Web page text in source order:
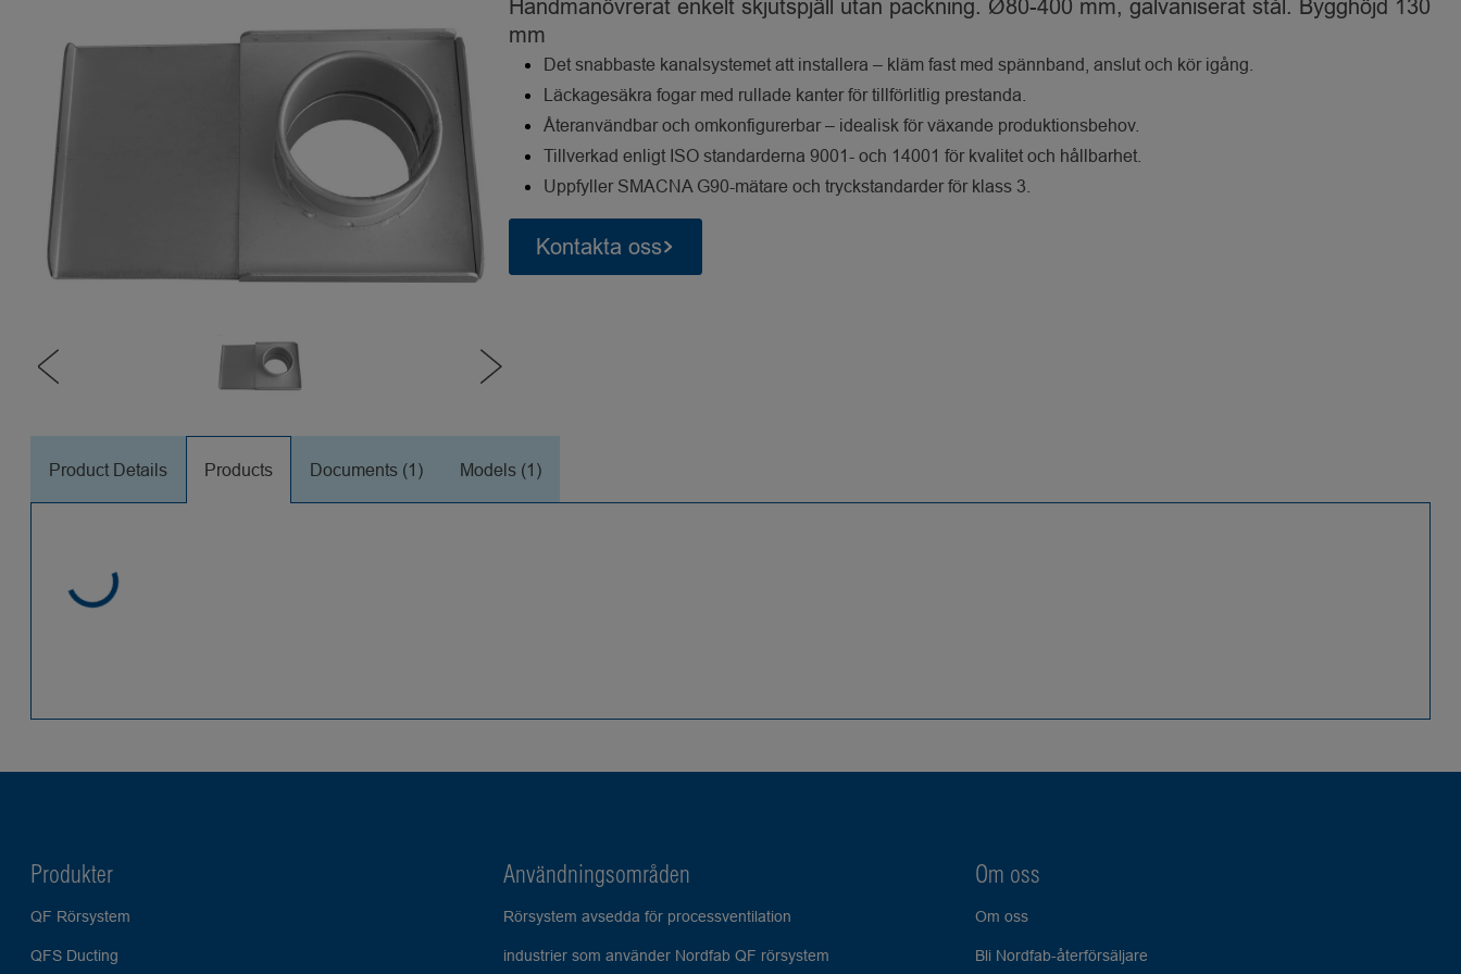
Handmanövrerat enkelt skjutspjäll utan packning. Ø80-400 mm, galvaniserat stål. Bygghöjd 130
mm
Det snabbaste kanalsystemet att installera – kläm fast med spännband, anslut och kör igång.
Läckagesäkra fogar med rullade kanter för tillförlitlig prestanda.
Återanvändbar och omkonfigurerbar – idealisk för växande produktionsbehov.
Tillverkad enligt ISO standarderna 9001- och 14001 för kvalitet och hållbarhet.
Uppfyller SMACNA G90-mätare och tryckstandarder för klass 3.
Kontakta oss
Product Details Products Documents (1) Models (1)
Produkter
QF Rörsystem
QFS Ducting
Användningsområden
Rörsystem avsedda för processventilation
industrier som använder Nordfab QF rörsystem
Om oss
Om oss
Bli Nordfab-återförsäljare